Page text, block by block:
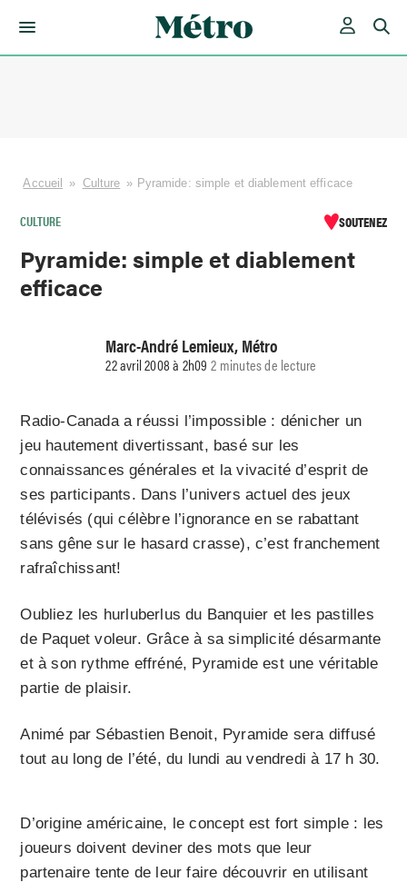
Accueil » Culture » Pyramide: simple et diablement efficace
CULTURE SOUTENEZ
Pyramide: simple et diablement
efficace
Marc-André Lemieux, Métro
22 avril 2008 à 2h09 2 minutes de lecture
Radio-Canada a réussi l’impossible : dénicher un
jeu hautement divertissant, basé sur les
connaissances générales et la vivacité d’esprit de
ses participants. Dans l’univers actuel des jeux
télévisés (qui célèbre l’ignorance en se rabattant
sans gêne sur le hasard crasse), c’est franchement
rafraîchissant!
Oubliez les hurluberlus du Banquier et les pastilles
de Paquet voleur. Grâce à sa simplicité désarmante
et à son rythme effréné, Pyramide est une véritable
partie de plaisir.
Animé par Sébastien Benoit, Pyramide sera diffusé
tout au long de l’été, du lundi au vendredi à 17 h 30.
D’origine américaine, le concept est fort simple : les
joueurs doivent deviner des mots que leur
partenaire tente de leur faire découvrir en utilisant